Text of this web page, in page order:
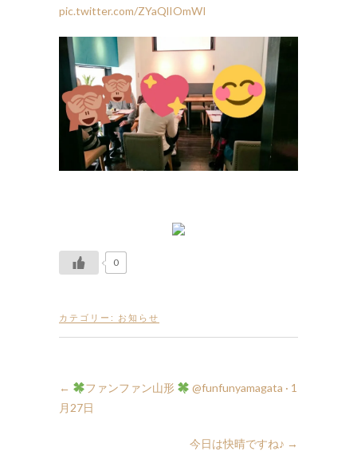
pic.twitter.com/ZYaQlIOmWI
0
カテゴリー: お知らせ
← ファンファン山形
月27日
今日は快晴ですね♪ →